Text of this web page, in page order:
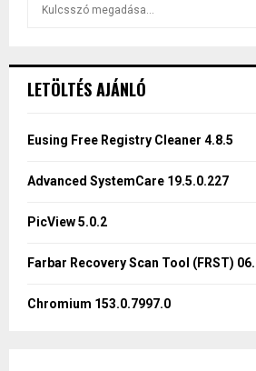
h
o
LETÖLTÉS AJÁNLÓ
Eusing Free Registry Cleaner 4.8.5
Advanced SystemCare 19.5.0.227
PicView 5.0.2
Farbar Recovery Scan Tool (FRST)
Chromium 153.0.7997.0